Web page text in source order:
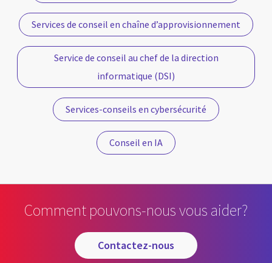
Services de conseil en chaîne d’approvisionnement
Service de conseil au chef de la direction
informatique (DSI)
Services-conseils en cybersécurité
Conseil en IA
Comment pouvons-nous vous aider?
contactez-nous